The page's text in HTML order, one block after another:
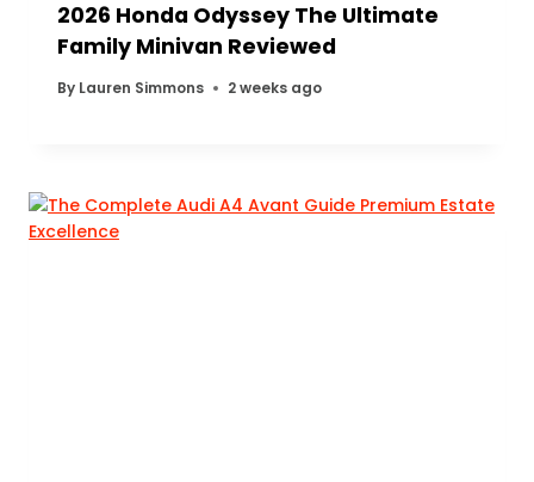
2026 Honda Odyssey The Ultimate
Family Minivan Reviewed
By Lauren Simmons 2 weeks ago